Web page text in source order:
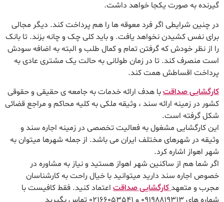
گيرنده به صورت يکجا خواهد داشت.
در چنین شرایطی اگر فرد معوقه ها را هم پرداخت کند. دیگر مجالی
برای نفس کشیدن نخواهد یافت. و باید کلی چک و چانه بزند. تا بانک
را از نظر خودش که گرفتن تمام و کمال طلب و البته به اضافه سودش
است منصرف کند. تا در زمان طولانی به حالت یک مشتری عادی به
پرداخت اقساطش همت کند.
کارگشایی صداقتبا هدف ارائه خدمات به جامعه ی حقیقی و حقوقی
کشور در زمینه ارائه سند ، وثیقه ملکی به کلیه محاکم و مراجع قضائی
شکل گرفته است.
این کارگشایی مشغول به فعالیت تخصصی در زمینه اجاره سند و
وثیقه در شهرهای مختلف ایران می باشد. از جمله شهرها میتوان به
شهر اهواز اشاره کرد.
اگر شما هم از ساکنین شهر اهواز هستید و نیاز به مشاوره در
خصوص اجاره سند دارید میتوانید با خیال راحت به کارشناسان
مجرب و متعهدکارگشایی صداقت اعتماد کنید. فقط کافیست با